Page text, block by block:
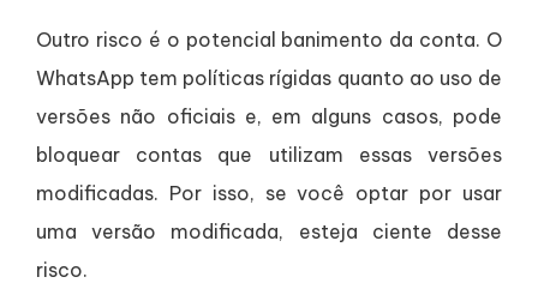
Outro risco é o potencial banimento da conta. O
WhatsApp tem políticas rígidas quanto ao uso de
versões não oficiais e, em alguns casos, pode
bloquear contas que utilizam essas versões
modificadas. Por isso, se você optar por usar
uma versão modificada, esteja ciente desse
risco.